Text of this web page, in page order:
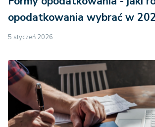
opodatkowania wybrać w
5 styczeń 2026